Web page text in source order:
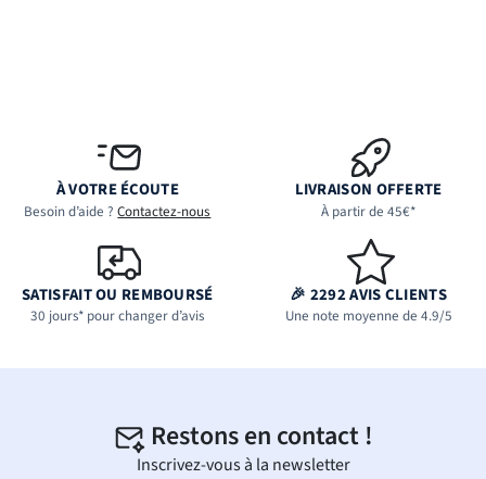
À VOTRE ÉCOUTE
Besoin d’aide ?Contactez-nous
LIVRAISON OFFERTE
À partir de 45€*
SATISFAIT OU REMBOURSÉ
30 jours* pour changer d’avis
🎉 2292 AVIS CLIENTS
Une note moyenne de 4.9/5
Restons en contact !
Inscrivez-vous à la newsletter